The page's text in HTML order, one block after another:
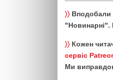
〉〉 Вподобали
"Новинарні".
〉〉 Кожен
сервіс
Ми